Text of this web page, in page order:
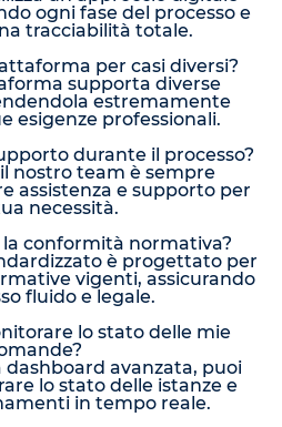
ogni fase del processo e
tracciabilità totale.
per casi diversi?
supporta diverse
estremamente
esigenze professionali.
durante il processo?
nostro team è sempre
assistenza e supporto per
necessità.
conformità normativa?
è progettato per
vigenti, assicurando
fluido e legale.
lo stato delle mie
avanzata, puoi
lo stato delle istanze e
in tempo reale.